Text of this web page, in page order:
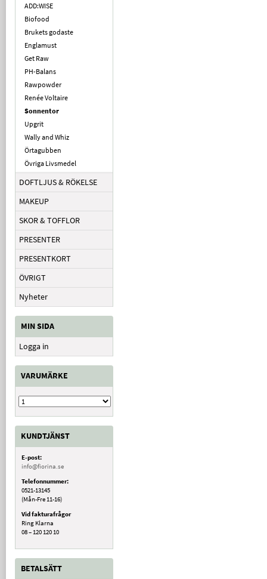
ADD:WISE
Biofood
Brukets godaste
Englamust
Get Raw
PH-Balans
Rawpowder
Renée Voltaire
Sonnentor
Upgrit
Wally and Whiz
Örtagubben
Övriga Livsmedel
DOFTLJUS & RÖKELSE
MAKEUP
SKOR & TOFFLOR
PRESENTER
PRESENTKORT
ÖVRIGT
Nyheter
MIN SIDA
Logga in
VARUMÄRKE
KUNDTJÄNST
E-post:
info@fiorina.se
Telefonnummer:
0521-13145
(Mån-Fre 11-16)
Vid fakturafrågor
Ring Klarna
08 – 120 120 10
BETALSÄTT